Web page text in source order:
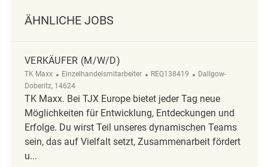
ÄHNLICHE JOBS
VERKÄUFER (M/W/D)
TK Maxx Kategorie
Einzelhandelsmitarbeiter ReqId
REQ138419 Ort
Dallgow-
Doberitz, 14624
TK Maxx. Bei TJX Europe bietet jeder Tag neue
Möglichkeiten für Entwicklung, Entdeckungen und
Erfolge. Du wirst Teil unseres dynamischen Teams
sein, das auf Vielfalt setzt, Zusammenarbeit fördert
u...